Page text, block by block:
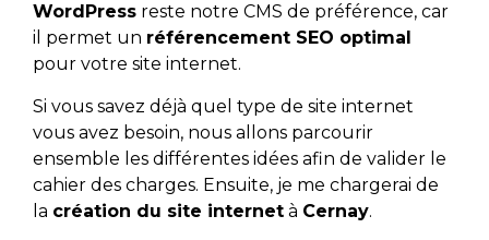
WordPress reste notre CMS de préférence, car
il permet un référencement SEO optimal
pour votre site internet.
Si vous savez déjà quel type de site internet
vous avez besoin, nous allons parcourir
ensemble les différentes idées afin de valider le
cahier des charges. Ensuite, je me chargerai de
la création du site internet à Cernay.